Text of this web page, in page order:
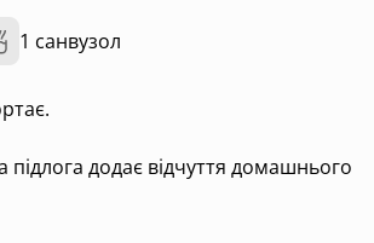
1 санвузол
підлога додає відчуття домашнього